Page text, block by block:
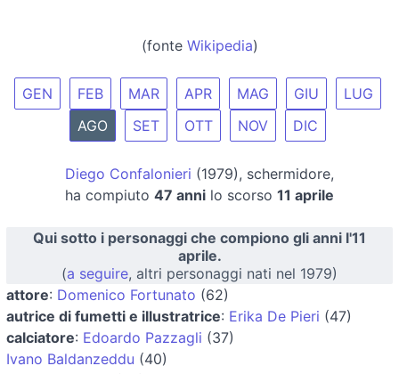
(fonte Wikipedia)
GEN FEB MAR APR MAG GIU
LUG
AGO
SET OTT NOV DIC
Diego Confalonieri (1979), schermidore,
ha compiuto 47 anni lo scorso 11 aprile
Qui sotto i personaggi che compiono gli anni l'11
aprile.
(a seguire, altri personaggi nati nel 1979)
attore: Domenico Fortunato (62)
autrice di fumetti e illustratrice: Erika De Pieri (47)
calciatore: Edoardo Pazzagli (37)
Ivano Baldanzeddu (40)